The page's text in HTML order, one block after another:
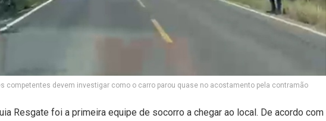
competentes devem investigar como o carro parou quase no acostamento pela contramão
Resgate foi a primeira equipe de socorro a chegar ao local. De acordo com